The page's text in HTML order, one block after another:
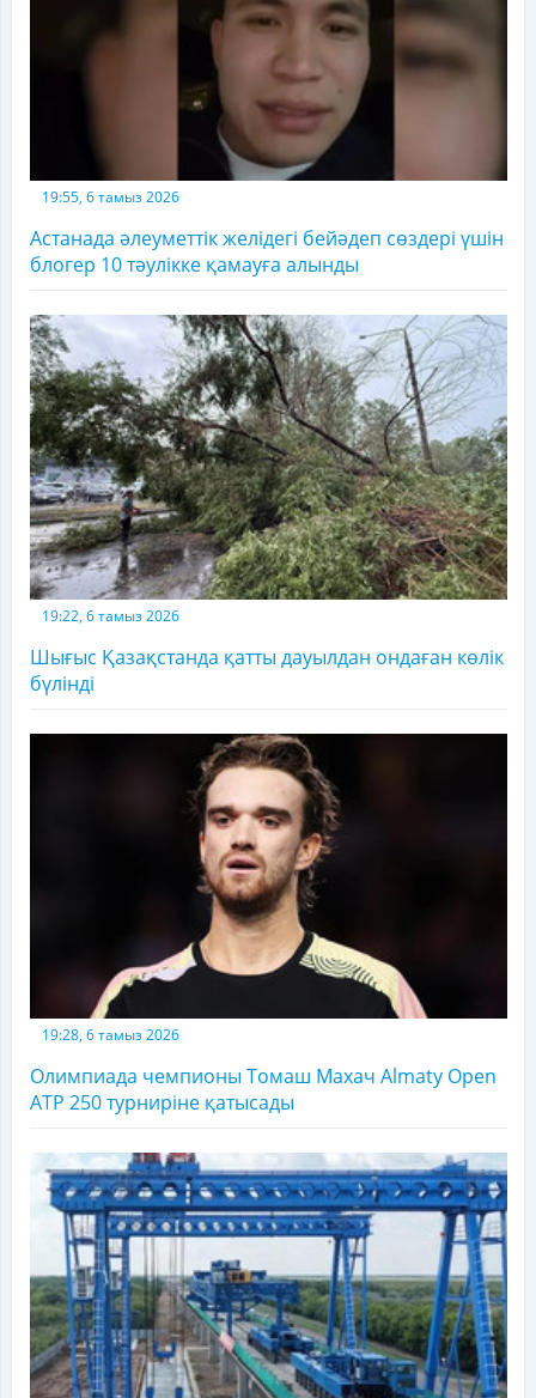
19:55, 6 тамыз 2026
Астанада әлеуметтік желідегі бейәдеп сөздері үшін
блогер 10 тәулікке қамауға алынды
19:22, 6 тамыз 2026
Шығыс Қазақстанда қатты дауылдан ондаған көлік
бүлінді
19:28, 6 тамыз 2026
Олимпиада чемпионы Томаш Махач Almaty Open
ATP 250 турниріне қатысады